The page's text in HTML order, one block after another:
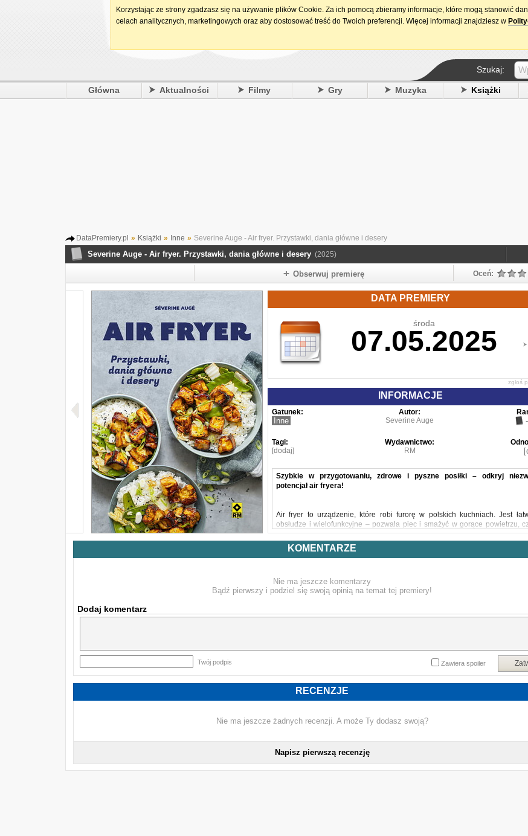
15. urodziny
Szukaj:
Główna Aktualności Filmy Gry Muzyka Książki
DataPremiery.pl » Książki » Inne » Severine Auge - Air fryer. Przystawki, dania główne i desery
Severine Auge - Air fryer. Przystawki, dania główne i desery (2025)
Obserwuj premierę Oceń:
DATA PREMIERY
środa
07.05.2025
zgłoś
INFORMACJE
Gatunek:
Inne
Autor:
Severine Auge
-
Tagi:
[dodaj]
Wydawnictwo:
RM
Szybkie w przygotowaniu, zdrowe i pyszne posiłki – odkryj
potencjał air fryera!
Air fryer to urządzenie, które robi furorę w polskich kuchniach. Jest
obsłudze i wielofunkcyjne – pozwala piec i smażyć w gorące powietrzu,
niewielkim dodatkiem tłuszczu lub bez niego, w krótszym czasie niż w
tradycyjnego piekarnika, co oznacza duże oszczędności. Można w ten
przygotować w zasadzie każdą potrawę!
na całe menu, co znacznie ułatwi ci zaplanowanie posiłków dla całej rodziny.
KOMENTARZE
Nie ma jeszcze komentarzy
Bądź pierwszy i podziel się swoją opinią na temat tej premiery!
Dodaj komentarz
Twój podpis Zawiera spoiler
RECENZJE
Nie ma jeszcze żadnych recenzji. A może Ty dodasz swoją?
Napisz pierwszą recenzję
Korzystając ze strony zgadzasz się na używanie plików Cookie. Za ich pomocą zbieramy informacje, które mogą stanowić
celach analitycznych, marketingowych oraz aby dostosować treść do Twoich preferencji. Więcej informacji znajdziesz w